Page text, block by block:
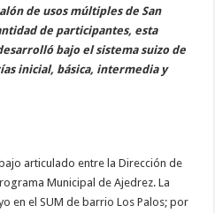
de usos múltiples de San
de participantes, esta
bajo el sistema suizo de
inicial, básica, intermedia y
articulado entre la Dirección de
Municipal de Ajedrez. La
en el SUM de barrio Los Palos; por